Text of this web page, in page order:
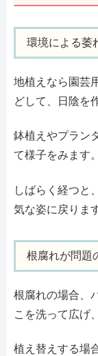
環境による萎
地植えなら園芸
どして、日陰を
鉢植えやプラン
て様子をみます。
しばらく経つと
気な姿に戻りま
根腐れが問題
根腐れの場合、
こを洗って広げ
植え替えする場